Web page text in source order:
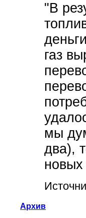
"В
газ
мы
два),
новых
Архив